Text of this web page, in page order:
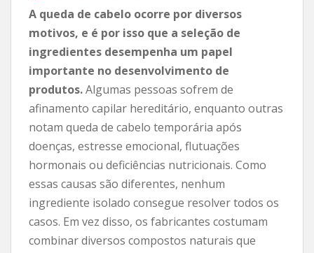
A queda de cabelo ocorre por diversos
motivos, e é por isso que a seleção de
ingredientes desempenha um papel
importante no desenvolvimento de
produtos.Algumas pessoas sofrem de
afinamento capilar hereditário, enquanto outras
notam queda de cabelo temporária após
doenças, estresse emocional, flutuações
hormonais ou deficiências nutricionais. Como
essas causas são diferentes, nenhum
ingrediente isolado consegue resolver todos os
casos. Em vez disso, os fabricantes costumam
combinar diversos compostos naturais que